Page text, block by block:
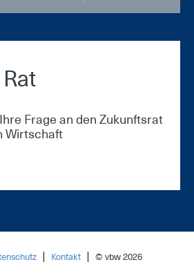
Frage an den Zukunftsrat
Wirtschaft
Kontakt © vbw 2026